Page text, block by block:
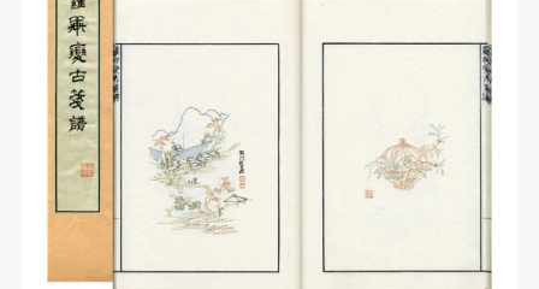
它数字媒体形式公开出版，并同意编入《中国知识资
源总库》《中央美术学院资料库》《中央美术学院美
术馆资料库》等相关资料、文献、档案机构和平台，
在中央美术学院中使用和在互联网上传播，同意按相
关“章程”规定享受相关权益。
中央美术学院美术馆活动安全免责协议书
本次活动公平公正、自愿参加与退出、风险与责任自
它数字媒体形式公开出版，并同意编入《中国知识资
源总库》《中央美术学院资料库》《中央美术学院美
术馆资料库》等相关资料、文献、档案机构和平台，
在中央美术学院中使用和在互联网上传播，同意按相
关“章程”规定享受相关权益。
中央美术学院美术馆活动安全免责协议书
本次活动公平公正、自愿参加与退出、风险与责任自
它数字媒体形式公开出版，并同意编入《中国知识资
源总库》《中央美术学院资料库》《中央美术学院美
术馆资料库》等相关资料、文献、档案机构和平台，
在中央美术学院中使用和在互联网上传播，同意按相
关“章程”规定享受相关权益。
中央美术学院美术馆活动安全免责协议书
本次活动公平公正、自愿参加与退出、风险与责任自